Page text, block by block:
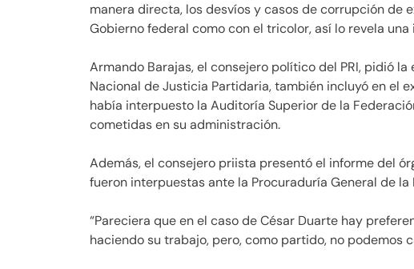
manera directa, los desvíos y casos de corrupción de
Gobierno federal como con el tricolor, así lo revela
Armando Barajas, el consejero político del PRI, pidió
Nacional de Justicia Partidaria, también incluyó en el
había interpuesto la Auditoría Superior de la
cometidas en su administración.
Además, el consejero priista presentó el informe del
fueron interpuestas ante la Procuraduría General de la
“Pareciera que en el caso de César Duarte hay
haciendo su trabajo, pero, como partido, no podemos